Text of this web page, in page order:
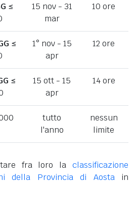
≤
15 nov - 31
mar
10 ore
≤
1° nov - 15
apr
12 ore
≤
15 ott - 15
apr
14 ore
tutto
l'anno
nessun
limite
fra loro la classificazione
della Provincia di Aostain